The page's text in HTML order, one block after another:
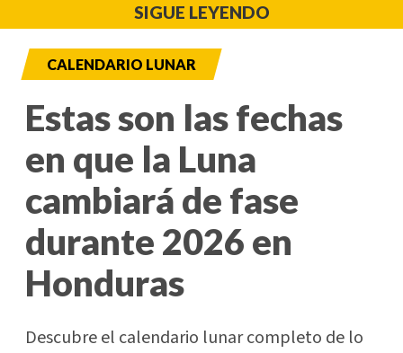
SIGUE LEYENDO
CALENDARIO LUNAR
Estas son las fechas
en que la Luna
cambiará de fase
durante 2026 en
Honduras
Descubre el calendario lunar completo de lo